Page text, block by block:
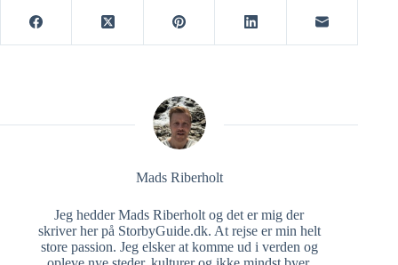
Mads Riberholt
Jeg hedder Mads Riberholt og det er mig der
skriver her på StorbyGuide.dk. At rejse er min helt
store passion. Jeg elsker at komme ud i verden og